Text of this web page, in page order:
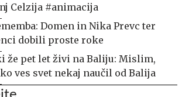
Celzija #animacija
Domen in Nika Prevc ter
dobili proste roke
že pet let živi na Baliju: Mislim,
ves svet nekaj naučil od Balija